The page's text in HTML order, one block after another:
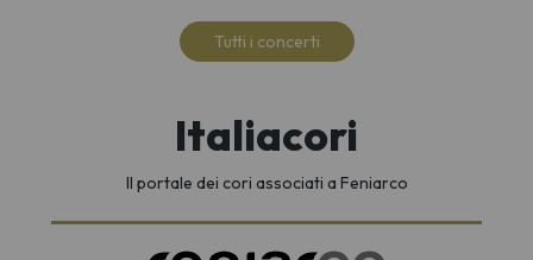
Tutti i concerti
Italiacori
Il portale dei cori associati a Feniarco